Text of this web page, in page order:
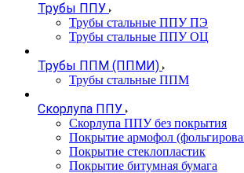
Трубы ППУ
Трубы стальные ППУ ПЭ
Трубы стальные ППУ ОЦ
Трубы ППМ (ППМИ)
Трубы стальные ППМ
Скорлупа ППУ
Скорлупа ППУ без покрытия
Покрытие армофол
Покрытие стеклопластик
Покрытие битумная бумага